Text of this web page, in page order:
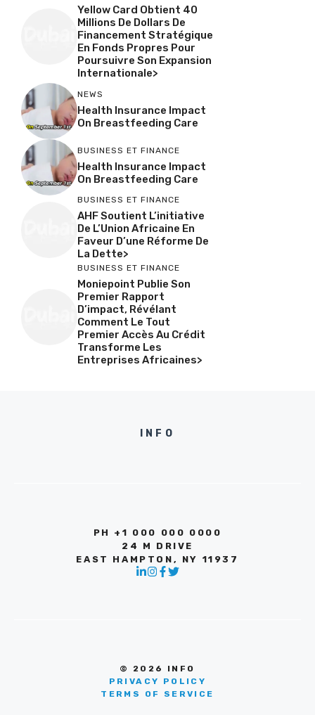
Yellow Card Obtient 40
Millions De Dollars De
Financement Stratégique
En Fonds Propres Pour
Poursuivre Son Expansion
Internationale>
NEWS
Health Insurance Impact
On Breastfeeding Care
BUSINESS ET FINANCE
Health Insurance Impact
On Breastfeeding Care
BUSINESS ET FINANCE
AHF Soutient L’initiative
De L’Union Africaine En
Faveur D’une Réforme De
La Dette>
BUSINESS ET FINANCE
Moniepoint Publie Son
Premier Rapport
D’impact, Révélant
Comment Le Tout
Premier Accès Au Crédit
Transforme Les
Entreprises Africaines>
INFO
PH +1 000 000 0000
24 M DRIVE
EAST HAMPTON, NY 11937
© 2026 INFO
PRIVACY POLICY
TERMS OF SERVICE